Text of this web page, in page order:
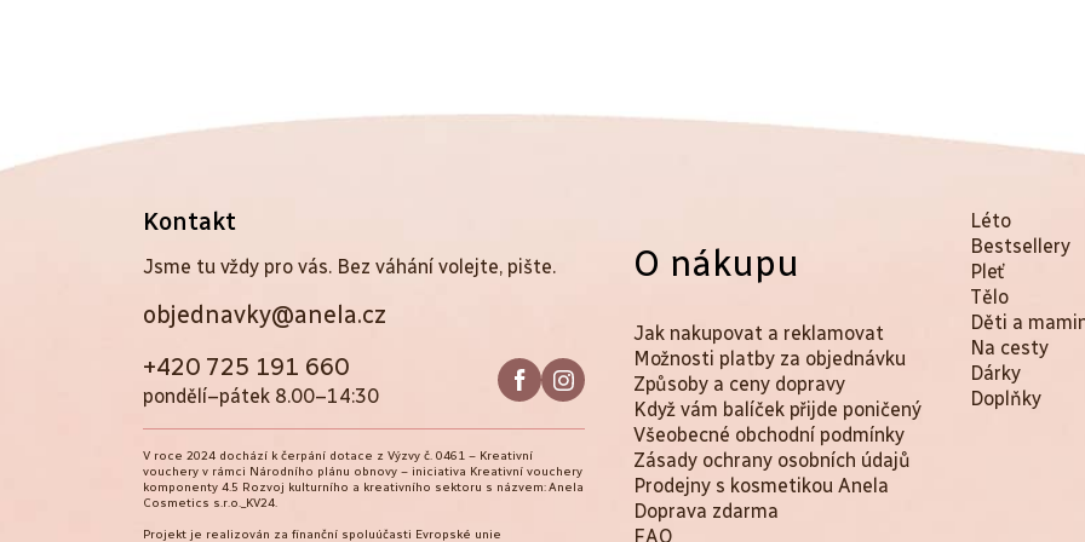
Kontakt
Jsme tu vždy pro vás. Bez váhání volejte, pište.
objednavky@anela.cz
+420 725 191 660
pondělí–pátek 8.00–14:30
V roce 2024 dochází k čerpání dotace z Výzvy č. 0461 – Kreativní
vouchery v rámci Národního plánu obnovy – iniciativa Kreativní vouchery
komponenty 4.5 Rozvoj kulturního a kreativního sektoru s názvem: Anela
Cosmetics s.r.o._KV24.
Projekt je realizován za finanční spoluúčasti Evropské unie
O nákupu
Jak nakupovat a reklamovat
Možnosti platby za objednávku
Způsoby a ceny dopravy
Když vám balíček přijde poničený
Všeobecné obchodní podmínky
Zásady ochrany osobních údajů
Prodejny s kosmetikou Anela
Doprava zdarma
FAQ
Přeskočit
kategorie
K
a
t
e
g
Léto
Bestsellery
Pleť
Tělo
Děti a
Na cesty
Dárky
Doplňky